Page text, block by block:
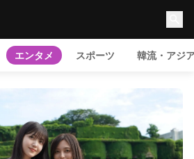
エンタメ スポーツ 韓流・アジ